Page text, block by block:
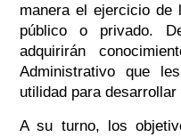
manera el ejercicio de
público o privado.
adquirirán
Administrativo que
utilidad para
A su turno, los